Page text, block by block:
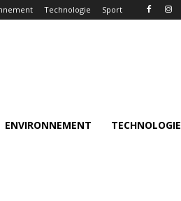
Technologie Sport
ENVIRONNEMENT TECHNOLOGIE